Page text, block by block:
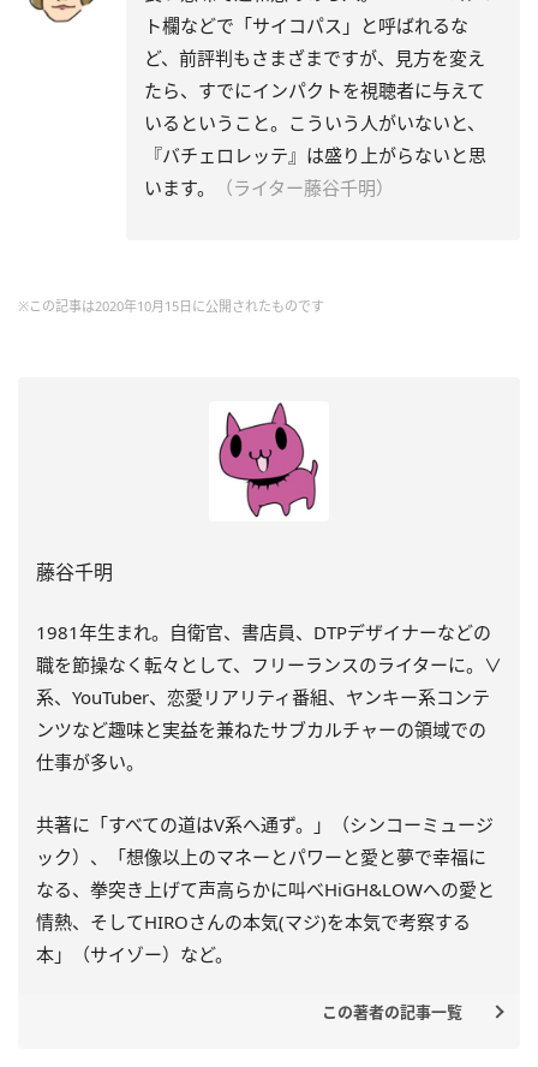
ト欄などで「サイコパス」と呼ばれるな
ど、前評判もさまざまですが、見方を変え
たら、すでにインパクトを視聴者に与えて
いるということ。こういう人がいないと、
『バチェロレッテ』は盛り上がらないと思
います。
（ライター藤谷千明）
※この記事は2020年10月15日に公開されたものです
藤谷千明
1981年生まれ。自衛官、書店員、DTPデザイナーなどの
職を節操なく転々として、フリーランスのライターに。∨
系、YouTuber、恋愛リアリティ番組、ヤンキー系コンテ
ンツなど趣味と実益を兼ねたサブカルチャーの領域での
仕事が多い。
共著に「すべての道はV系へ通ず。」（シンコーミュージ
ック）、「想像以上のマネーとパワーと愛と夢で幸福に
なる、拳突き上げて声高らかに叫べHiGH&LOWへの愛と
情熱、そしてHIROさんの本気(マジ)を本気で考察する
本」（サイゾー）など。
この著者の記事一覧